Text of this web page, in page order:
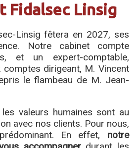
Fidalsec Linsig
Linsig fêtera en 2027, ses
Notre cabinet compte
et un expert-comptable,
comptes dirigeant, M. Vincent
le flambeau de M. Jean-
valeurs humaines sont au
avec nos clients. Pour nous,
En effet, notre